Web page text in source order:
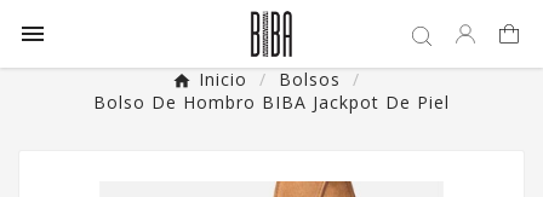

Inicio
Bolsos
Bolso De Hombro BIBA Jackpot De Piel